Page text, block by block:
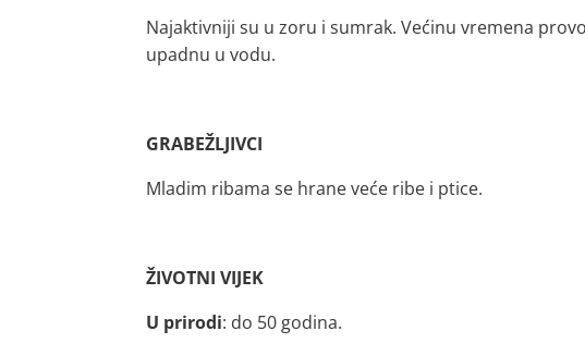
Najaktivniji su u zoru i sumrak. Većinu vremena
upadnu u vodu.
GRABEŽLJIVCI
Mladim ribama se hrane veće ribe i ptice.
ŽIVOTNI VIJEK
U prirodi: do 50 godina.